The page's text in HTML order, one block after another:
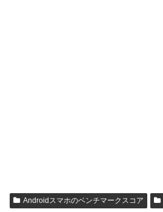
Androidスマホのベンチマークスコア